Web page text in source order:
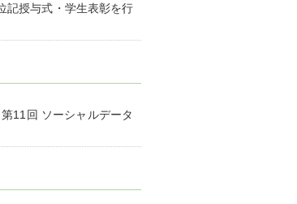
記授与式・学生表彰を行
11回 ソーシャルデータ